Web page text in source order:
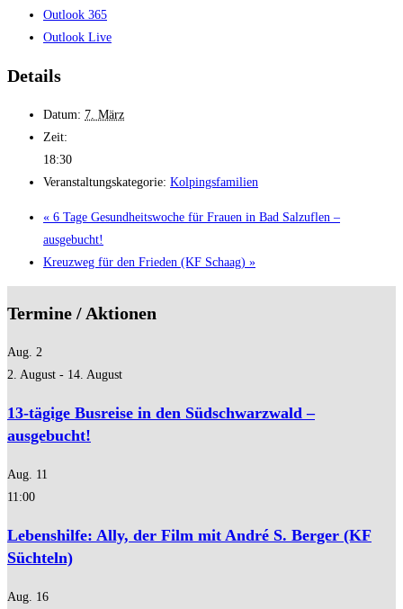
Outlook 365
Outlook Live
Details
Datum: 7. März
Zeit:
18:30
Veranstaltungskategorie: Kolpingsfamilien
« 6 Tage Gesundheitswoche für Frauen in Bad Salzuflen –
ausgebucht!
Kreuzweg für den Frieden (KF Schaag) »
Termine / Aktionen
Aug. 2
2. August - 14. August
13-tägige Busreise in den Südschwarzwald –
ausgebucht!
Aug. 11
11:00
Lebenshilfe: Ally, der Film mit André S. Berger (KF
Süchteln)
Aug. 16